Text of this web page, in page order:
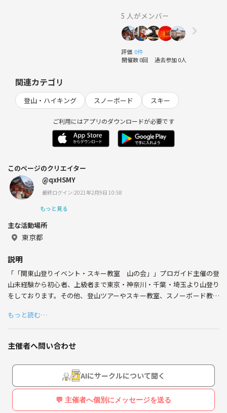
5 人がメンバー
評価 0件
開催数 0回 過去参加 0人
関連カテゴリ
登山・ハイキング スノーボード スキー
ご利用にはアプリのダウンロードが必要です
このページのクリエイター
@qxHSMY
最終ログイン:2021年2月9日 10:58
もっと見る
主な活動場所
東京都
説明
「「関東山登りイベント・スキー教室 山の会」」プロガイド主催の登
山未経験から初心者、上級者まで東京・神奈川・千葉・埼玉より山登り
をしております。その他、登山ツアーやスキー教室、スノーボード教室
にて500イベント以上、のべ2000人以上の参加者に好評を頂いておりま
す。
普段の山行模様は会のHPの他、参加者の記念として
毎回編集に数十時間の時間をかけ動画をユーチューブにアップしてあり
その他、通常参加しないと教えて貰えない様な登山技術に関しても惜し
みなく動画として掲載しています。無償サービスの動画ですのでご遠慮
なくご覧下さい。どういう感じで山行が行われているのかも分かり易い
もっと読む…
主催者へ問い合わせ
AIにサークルについて聞く
💬 主催者へ個別にメッセージを送る